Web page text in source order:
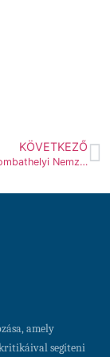
KÖVETKEZŐ
Meghívó a Szombathelyi Nemzeti Összetartozás napjára
amely
segíteni